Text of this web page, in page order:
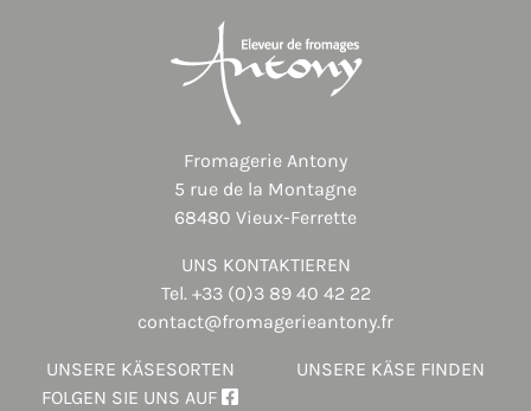
Fromagerie Antony
5 rue de la Montagne
68480 Vieux-Ferrette
UNS KONTAKTIEREN
Tel. +33 (0)3 89 40 42 22
contact@fromagerieantony.fr
UNSERE KÄSESORTEN
UNSERE KÄSE FINDEN
FOLGEN SIE UNS AUF